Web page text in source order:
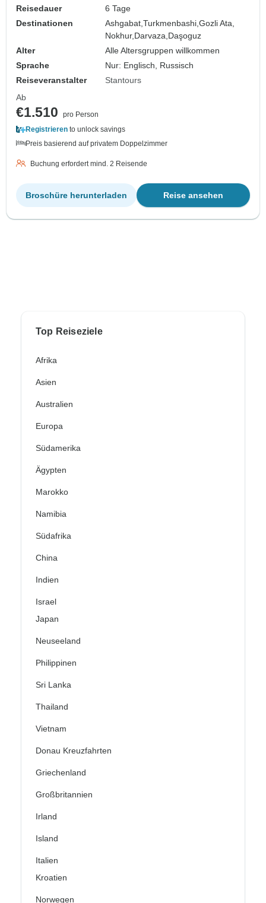
Reisedauer
6 Tage
Destinationen
Ashgabat,Turkmenbashi,Gozli Ata,
Nokhur, Darvaza, Daşoguz
Alter
Alle Altersgruppen willkommen
Sprache
Nur: Englisch, Russisch
Reiseveranstalter
Stantours
Ab
€1.510
pro Person
Registrieren to unlock savings
Preis basierend auf privatem Doppelzimmer
Buchung erfordert mind. 2 Reisende
Reise ansehen
Broschüre herunterladen
Top Reiseziele
Afrika
Asien
Australien
Europa
Südamerika
Ägypten
Marokko
Namibia
Südafrika
China
Indien
Israel
Japan
Neuseeland
Philippinen
Sri Lanka
Thailand
Vietnam
Donau Kreuzfahrten
Griechenland
Großbritannien
Irland
Island
Italien
Kroatien
Norwegen